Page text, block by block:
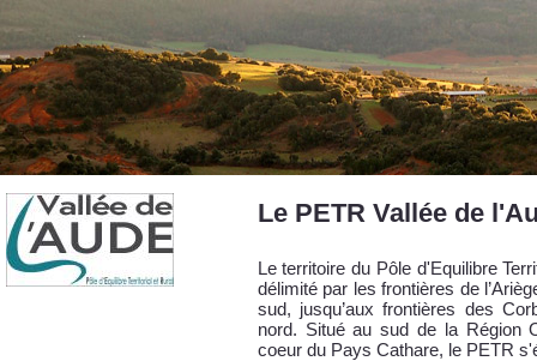
Le PETR Vallée de
Le territoire du Pôle d'Equilibre
délimité par les frontières de
sud, jusqu’aux frontières des
nord. Situé au sud de la Région
coeur du Pays Cathare, le PETR